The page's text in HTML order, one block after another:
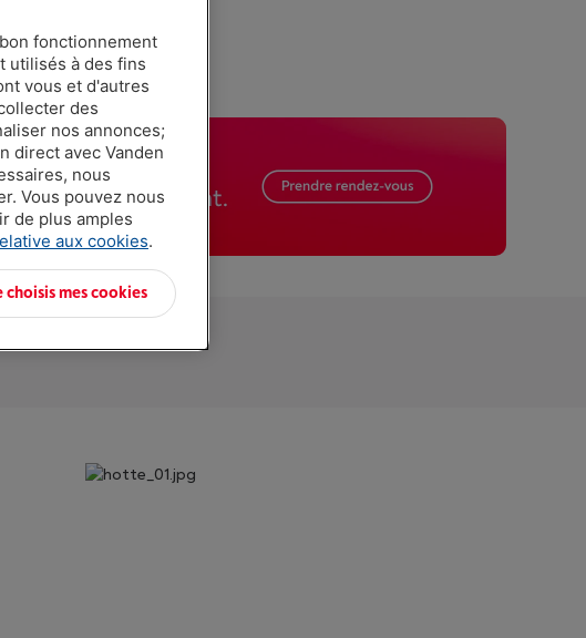
fonctionnement
utilisés à des fins
vous et d'autres
des
nos annonces;
direct avec Vanden
nous
Vous pouvez nous
de plus amples
aux cookies.
choisis mes cookies